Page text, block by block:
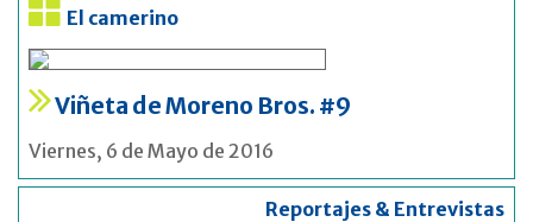
El camerino
Viñeta de Moreno Bros. #9
Viernes, 6 de Mayo de 2016
Reportajes & Entrevistas